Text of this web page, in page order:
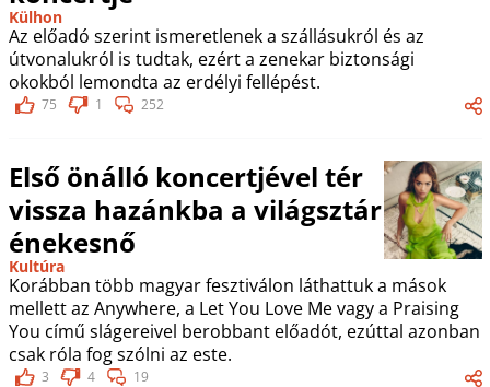
Külhon
Az előadó szerint ismeretlenek a szállásukról és az
útvonalukról is tudtak, ezért a zenekar biztonsági
okokból lemondta az erdélyi fellépést.
75 1 252
Első önálló koncertjével tér
vissza hazánkba a világsztár
énekesnő
Kultúra
Korábban több magyar fesztiválon láthattuk a mások
mellett az Anywhere, a Let You Love Me vagy a Praising
You című slágereivel berobbant előadót, ezúttal azonban
csak róla fog szólni az este.
3 4 19